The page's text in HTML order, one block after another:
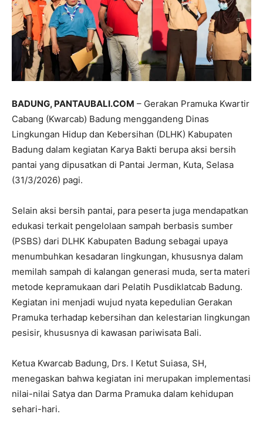
BADUNG, PANTAUBALI.COM – Gerakan Pramuka Kwartir
Cabang (Kwarcab) Badung menggandeng Dinas
Lingkungan Hidup dan Kebersihan (DLHK) Kabupaten
Badung dalam kegiatan Karya Bakti berupa aksi bersih
pantai yang dipusatkan di Pantai Jerman, Kuta, Selasa
(31/3/2026) pagi.
Selain aksi bersih pantai, para peserta juga mendapatkan
edukasi terkait pengelolaan sampah berbasis sumber
(PSBS) dari DLHK Kabupaten Badung sebagai upaya
menumbuhkan kesadaran lingkungan, khususnya dalam
memilah sampah di kalangan generasi muda, serta materi
metode kepramukaan dari Pelatih Pusdiklatcab Badung.
Kegiatan ini menjadi wujud nyata kepedulian Gerakan
Pramuka terhadap kebersihan dan kelestarian lingkungan
pesisir, khususnya di kawasan pariwisata Bali.
Ketua Kwarcab Badung, Drs. I Ketut Suiasa, SH,
menegaskan bahwa kegiatan ini merupakan implementasi
nilai-nilai Satya dan Darma Pramuka dalam kehidupan
sehari-hari.